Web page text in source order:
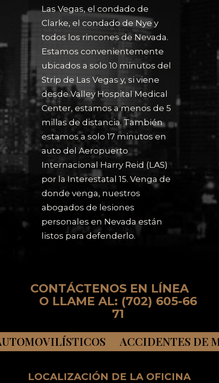
Las Vegas, el condado de
Clarke, el condado de Nye y
todos los rincones de Nevada.
Estamos convenientemente
ubicados a solo 10 minutos del
Strip de Las Vegas y, si viene
desde Valley Hospital Medical
Center, estamos a menos de 5
millas de distancia. También
estamos a solo 17 minutos en
auto del Aeropuerto
Internacional Harry Reid (LAS)
por la Interestatal 15. Venga de
donde venga, nuestros
abogados de lesiones
personales en Nevada están
listos para defenderlo.
CONTÁCTENOS EN LÍNEA
O LLAME AL: (702) 605-66
71
ACCIDENTES DE
LOCALIZACIÓN DE LA OFICINA